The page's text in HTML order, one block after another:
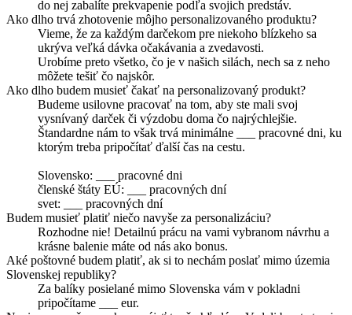
do nej zabalíte prekvapenie podľa svojich predstáv.
Ako dlho trvá zhotovenie môjho personalizovaného produktu?
Vieme, že za každým darčekom pre niekoho blízkeho sa
ukrýva veľká dávka očakávania a zvedavosti.
Urobíme preto všetko, čo je v našich silách, nech sa z neho
môžete tešiť čo najskôr.
Ako dlho budem musieť čakať na personalizovaný produkt?
Budeme usilovne pracovať na tom, aby ste mali svoj
vysnívaný darček či výzdobu doma čo najrýchlejšie.
Štandardne nám to však trvá minimálne ___ pracovné dni, ku
ktorým treba pripočítať ďalší čas na cestu.
Slovensko: ___ pracovné dni
členské štáty EÚ: ___ pracovných dní
svet: ___ pracovných dní
Budem musieť platiť niečo navyše za personalizáciu?
Rozhodne nie! Detailnú prácu na vami vybranom návrhu a
krásne balenie máte od nás ako bonus.
Aké poštovné budem platiť, ak si to nechám poslať mimo územia
Slovenskej republiky?
Za balíky posielané mimo Slovenska vám v pokladni
pripočítame ___ eur.